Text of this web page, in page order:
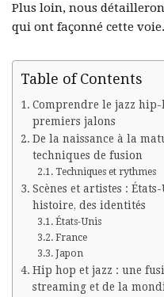
Plus loin, nous
qui ont façonné cette voie.
Table of Contents
Comprendre le jazz
premiers jalons
De la naissance à la
techniques de fusion
Techniques et rythmes
Scènes et artistes :
histoire, des identités
États-Unis
France
Japon
Hip hop et jazz : une
streaming et de la